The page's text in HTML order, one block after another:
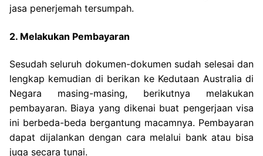
jasa penerjemah tersumpah.
2. Melakukan Pembayaran
Sesudah seluruh dokumen-dokumen sudah selesai dan
lengkap kemudian di berikan ke Kedutaan Australia di
Negara masing-masing, berikutnya melakukan
pembayaran. Biaya yang dikenai buat pengerjaan visa
ini berbeda-beda bergantung macamnya. Pembayaran
dapat dijalankan dengan cara melalui bank atau bisa
juga secara tunai.